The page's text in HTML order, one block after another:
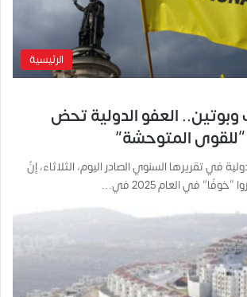
الرئيسية
وبوتين.. العفو الدولية تحض
المتوحشة”
في تقريرها السنوي الصادر اليوم، الثلاثاء، إنّ
في العام 2025 في…